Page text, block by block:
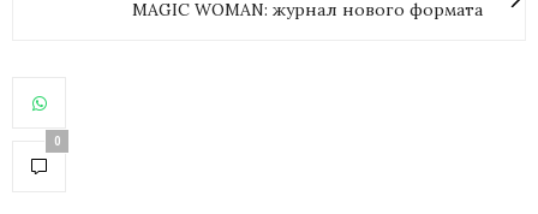
MAGIC WOMAN: журнал нового формата
0